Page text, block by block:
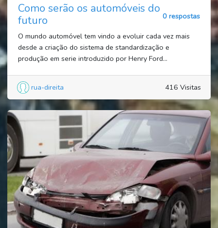
Como serão os automóveis do
futuro
0 respostas
O mundo automóvel tem vindo a evoluir cada vez mais
desde a criação do sistema de standardização e
produção em serie introduzido por Henry Ford...
rua-direita 416 Visitas